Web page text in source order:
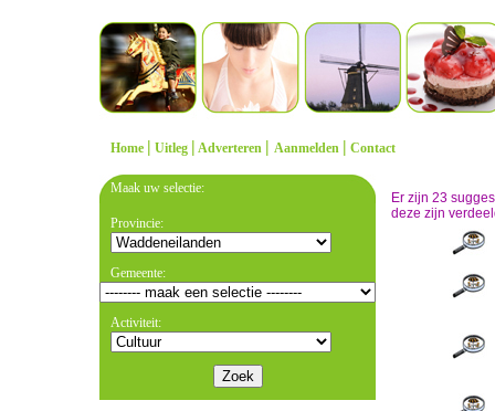
Home | Uitleg | Adverteren | Aanmelden | Contact
Maak uw selectie:
Provincie:
Gemeente:
Activiteit:
Er zijn 23
deze zijn